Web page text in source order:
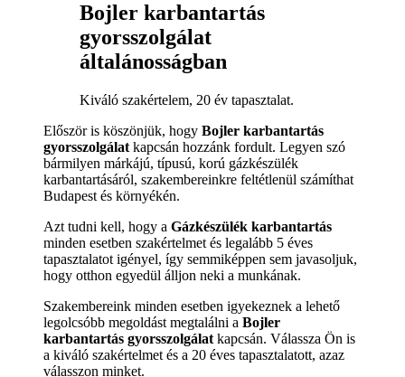
Bojler karbantartás
gyorsszolgálat
általánosságban
Kiváló szakértelem, 20 év tapasztalat.
Először is köszönjük, hogy Bojler karbantartás
gyorsszolgálat kapcsán hozzánk fordult. Legyen szó
bármilyen márkájú, típusú, korú gázkészülék
karbantartásáról, szakembereinkre feltétlenül számíthat
Budapest és környékén.
Azt tudni kell, hogy a Gázkészülék karbantartás
minden esetben szakértelmet és legalább 5 éves
tapasztalatot igényel, így semmiképpen sem javasoljuk,
hogy otthon egyedül álljon neki a munkának.
Szakembereink minden esetben igyekeznek a lehető
legolcsóbb megoldást megtalálni a Bojler
karbantartás gyorsszolgálat kapcsán. Válassza Ön is
a kiváló szakértelmet és a 20 éves tapasztalatott, azaz
válasszon minket.